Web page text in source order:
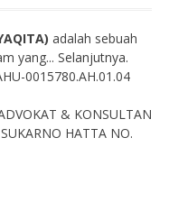
adalah sebuah
yang... Selanjutnya.
0015780.AH.01.04
& KONSULTAN
HATTA NO.